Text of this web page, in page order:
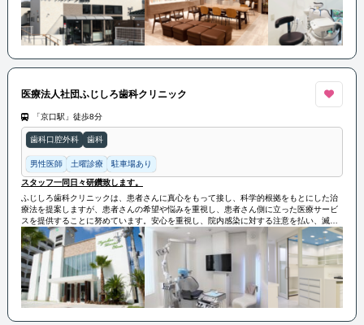
医療法人社団ふじしろ歯科クリニック
「京口駅」徒歩8分
歯科口腔外科 歯科
男性医師 土曜診療 駐車場あり
スタッフ一同日々研鑽致します。
ふじしろ歯科クリニックは、患者さんに真心をもって接し、科学的根拠をもとにした治
療法を提案しますが、患者さんの希望や悩みを重視し、患者さん側に立った医療サービ
スを提供することに努めています。安心を重視し、院内感染に対する注意を払い、滅菌
作用の高い設備を導入しています。また、治療においても細心の注意を払い、デジタル
レントゲンや低侵襲の治療を取り入れ、患者さんに負担のかからないよう心がけていま
す。温かみのある医院づくりを目指し、患者さんの利益になるような治療を提供してい
ます。